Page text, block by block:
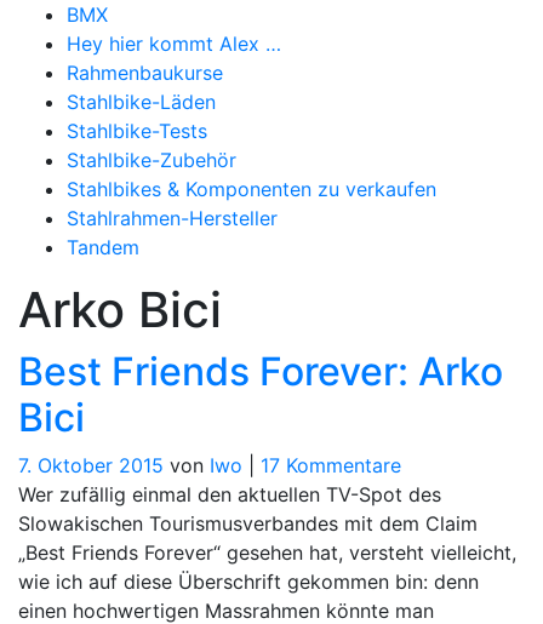
BMX
Hey hier kommt Alex …
Rahmenbaukurse
Stahlbike-Läden
Stahlbike-Tests
Stahlbike-Zubehör
Stahlbikes & Komponenten zu verkaufen
Stahlrahmen-Hersteller
Tandem
Arko Bici
Best Friends Forever: Arko
Bici
7. Oktober 2015 von Iwo 17 Kommentarezu
Best
Friends
Forever:
Arko
Bici
Wer zufällig einmal den aktuellen TV-Spot des
Slowakischen Tourismusverbandes mit dem Claim
„Best Friends Forever“ gesehen hat, versteht vielleicht,
wie ich auf diese Überschrift gekommen bin: denn
einen hochwertigen Massrahmen könnte man